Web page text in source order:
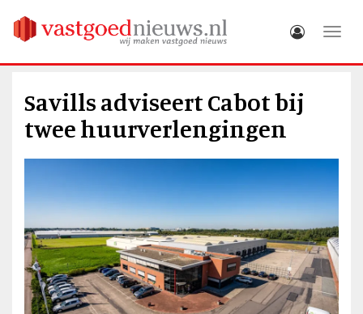
Savills adviseert Cabot bij
twee huurverlengingen